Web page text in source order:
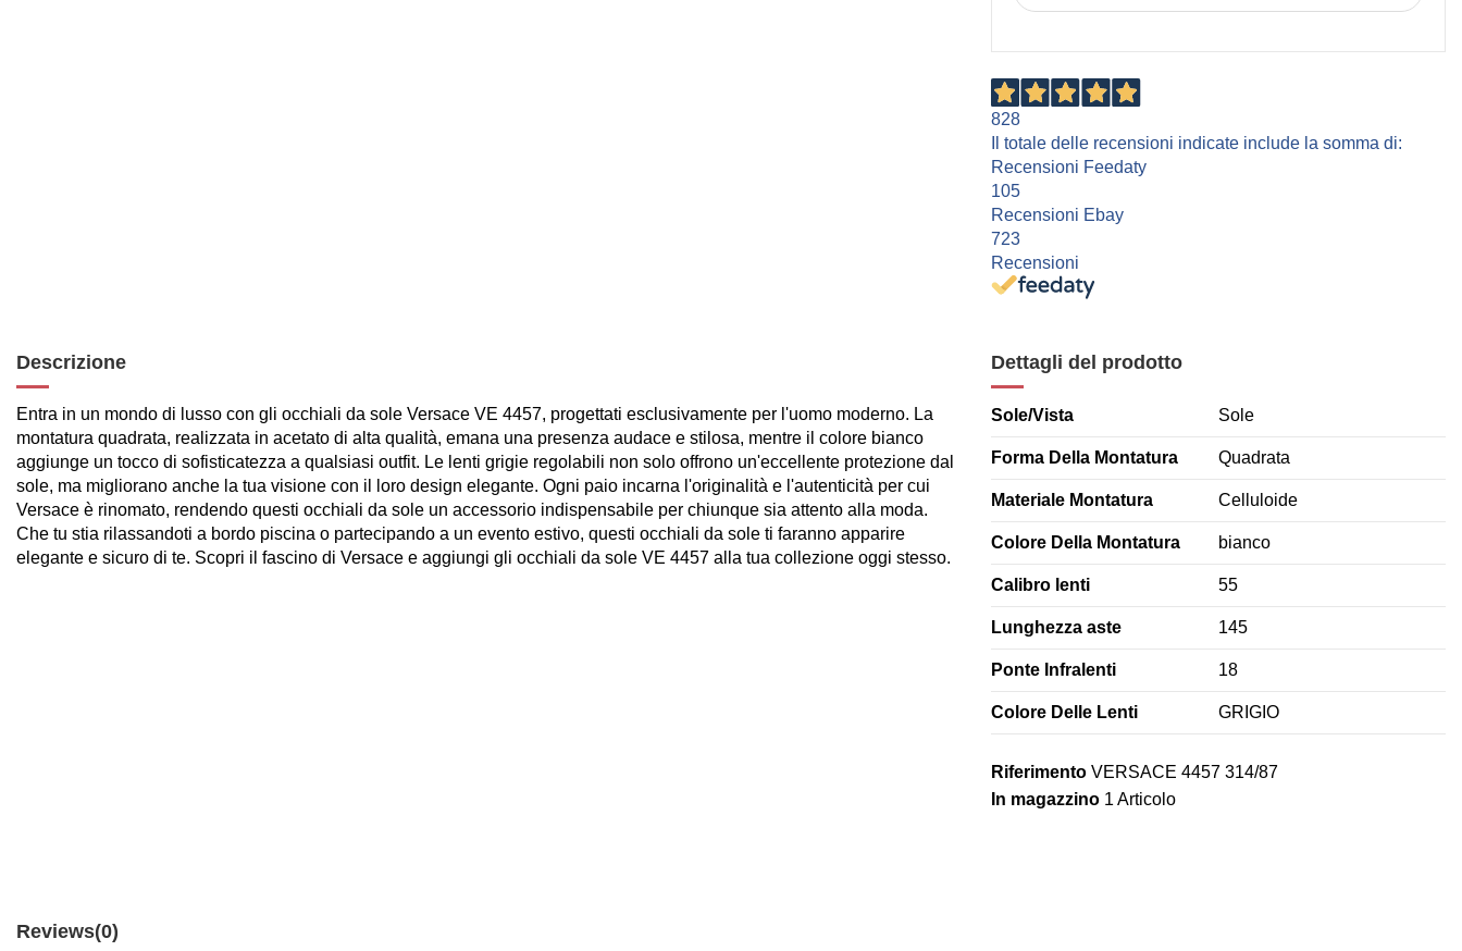
828
Il totale delle recensioni indicate include la somma di:
Recensioni Feedaty
105
Recensioni Ebay
723
Recensioni
Descrizione
Entra in un mondo di lusso con gli occhiali da sole Versace VE 4457, progettati esclusivamente per l'uomo moderno. La
montatura quadrata, realizzata in acetato di alta qualità, emana una presenza audace e stilosa, mentre il colore bianco
aggiunge un tocco di sofisticatezza a qualsiasi outfit. Le lenti grigie regolabili non solo offrono un'eccellente protezione dal
sole, ma migliorano anche la tua visione con il loro design elegante. Ogni paio incarna l'originalità e l'autenticità per cui
Versace è rinomato, rendendo questi occhiali da sole un accessorio indispensabile per chiunque sia attento alla moda.
Che tu stia rilassandoti a bordo piscina o partecipando a un evento estivo, questi occhiali da sole ti faranno apparire
elegante e sicuro di te. Scopri il fascino di Versace e aggiungi gli occhiali da sole VE 4457 alla tua collezione oggi stesso.
Dettagli del prodotto
Sole/Vista Sole
Forma Della Montatura Quadrata
Materiale Montatura Celluloide
Colore Della Montatura bianco
Calibro lenti 55
Lunghezza aste 145
Ponte Infralenti 18
Colore Delle Lenti GRIGIO
Riferimento VERSACE 4457 314/87
In magazzino 1 Articolo
Reviews(0)